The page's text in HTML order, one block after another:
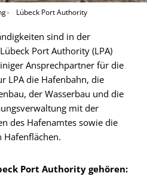
Lübeck Port Authority
sind in der
Port Authority (LPA)
Ansprechpartner für die
LPA die Hafenbahn, die
der Wasserbau und die
mit der
des Hafenamtes sowie die
Hafenflächen.
Port Authority gehören: